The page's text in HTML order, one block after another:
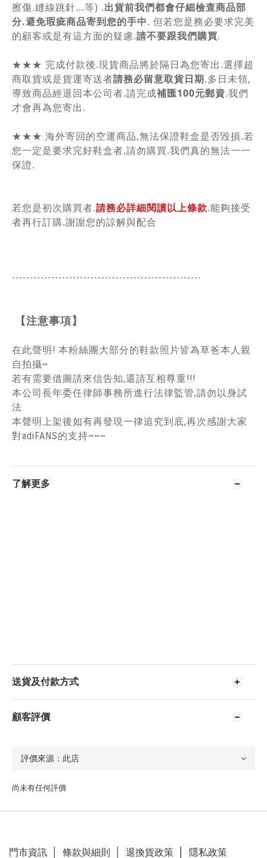
擦傷.縫線跳針...等) .出貨前我們都會仔細檢查商品部
分.避免瑕疵商品寄到您的手中. 但若您是務必要求完美
的顧客或是有這方面的疑慮.請不要跟我們購買.
★★★ 完成付款後.現貨商品將於隔日為您寄出.選擇超
商取貨或是貨運寄送者請務必留意取貨日期.多日未領,
導致商品經退回本公司者.請完成補匯100元郵資.我們
才會再為您寄出.
★★★ 海外寄回的空運商品,無法保證鞋盒是否毀損.若
您一定是要求完好鞋盒者,請勿購買.我們真的無法一一
保證.
若您是初次購買者.請務必詳細閱讀以上條款.能夠接受
者再行訂購.謝謝您的諒解與配合
-----------------------------------------------------
【注意事項】
在此聲明! 本粉絲團大部分的鞋款照片皆為草爸本人親
自拍攝~
若有需要借圖請來信告知,還請互相尊重!!!
本公司長年委任律師事務所進行法律監管,請勿以身試
法.
本聲明上架後如有再發現一律追究到底,再次感謝大家
對adiFANS的支持~~~
了解更多
送貨及付款方式
顧客評價
尚未有任何評價
門市資訊 條款與細則 退換貨政策 隱私政策